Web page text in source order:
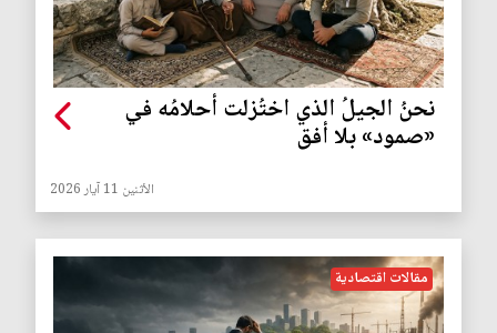
نحنُ الجيلُ الذي اختُزلت أحلامُه في
«صمود» بلا أفق
الأثنين 11 آيار 2026
مقالات اقتصادية